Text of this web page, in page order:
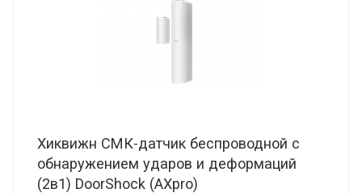
Хиквижн СМК-датчик беспроводной с
обнаружением ударов и деформаций
(2в1) DoorShock (AXpro)